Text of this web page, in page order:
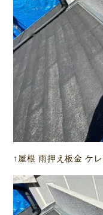
↑屋根 雨押え板金 ケ